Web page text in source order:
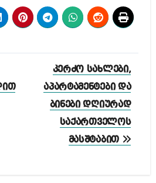
კერძო სახლები,
აპარტამენტები და
ბინები დღიურად
საქართველოს
მასშტაბით